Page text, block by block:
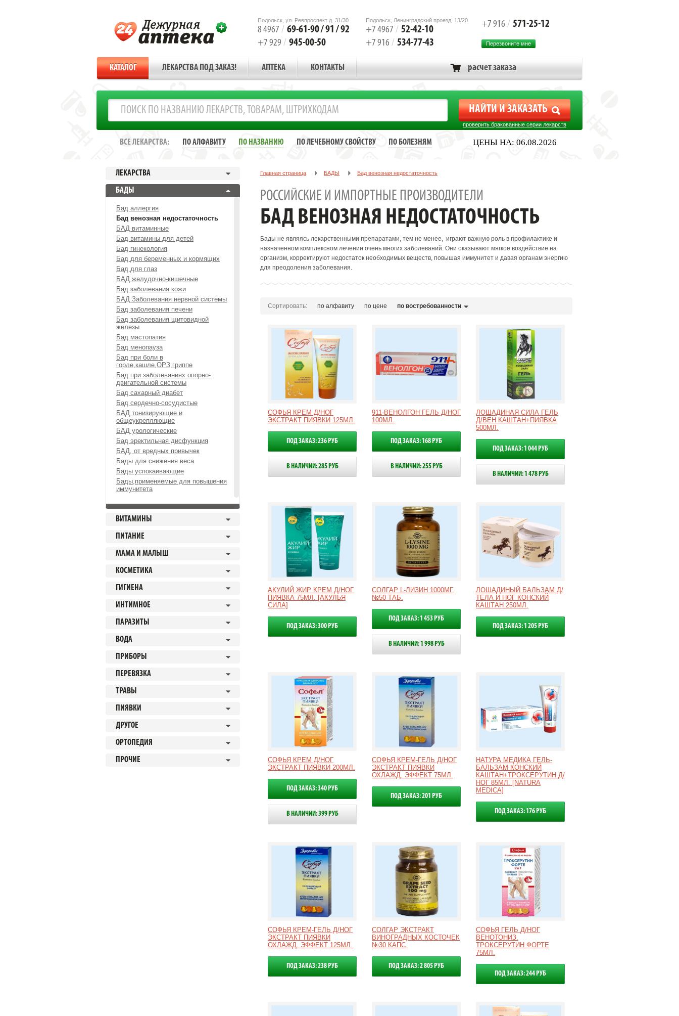
Подольск, ул. Ревпроспект д. 31/30
8 4967 / 69-61-90 / 91 / 92
+7 929 / 945-00-50
Подольск, Ленинградский проезд, 13/20
+7 4967 / 52-42-10
+7 916 / 534-77-43
+7 916 / 571-25-12
Перезвоните мне
КАТАЛОГ ЛЕКАРСТВА ПОД ЗАКАЗ! АПТЕКА КОНТАКТЫ расчет заказа
проверить бракованные серии лекарств
ЦЕНЫ НА: 06.08.2026
ВСЕ ЛЕКАРСТВА: ПО АЛФАВИТУ ПО НАЗВАНИЮ ПО ЛЕЧЕБНОМУ СВОЙСТВУ ПО БОЛЕЗНЯМ
ЛЕКАРСТВА
БАДЫ
Бад аллергия
Бад венозная недостаточность
БАД витаминные
Бад витамины для детей
Бад гинекология
Бад для беременных и кормящих
Бад для глаз
БАД желудочно-кишечные
Бад заболевания кожи
БАД Заболевания нервной системы
Бад заболевания печени
Бад заболевания щитовидной
железы
Бад мастопатия
Бад менопауза
Бад при боли в
горле,кашле,ОРЗ,гриппе
Бад при заболеваниях опорно-
двигательной системы
Бад сахарный диабет
Бад сердечно-сосудистые
БАД тонизирующие и
общеукрепляющие
БАД урологические
Бад эректильная дисфункция
БАД, от вредных привычек
Бады для снижения веса
Бады успокаивающие
Бады,применяемые для повышения
иммунитета
ВИТАМИНЫ
ПИТАНИЕ
МАМА И МАЛЫШ
КОСМЕТИКА
ГИГИЕНА
ИНТИМНОЕ
ПАРАЗИТЫ
ВОДА
ПРИБОРЫ
ПЕРЕВЯЗКА
ТРАВЫ
ПИЯВКИ
ДРУГОЕ
ОРТОПЕДИЯ
ПРОЧИЕ
Главная страница БАДЫ Бад венозная недостаточность
РОССИЙСКИЕ И ИМПОРТНЫЕ ПРОИЗВОДИТЕЛИ
БАД ВЕНОЗНАЯ НЕДОСТАТОЧНОСТЬ
Бады не являясь лекарственными препаратами, тем не менее, играют важную роль в профилактике и
назначенном комплексном лечении очень многих заболеваний. Они оказывают мягкое воздействие на
организм, корректируют недостаток необходимых веществ, повышая иммунитет и давая органам энергию
для преодоления заболевания.
Сортировать: по алфавиту по цене по востребованности
СОФЬЯ КРЕМ Д/НОГ
ЭКСТРАКТ ПИЯВКИ 125МЛ.
ПОД ЗАКАЗ: 236 РУБ
В НАЛИЧИИ: 285 РУБ
911-ВЕНОЛГОН ГЕЛЬ Д/НОГ
100МЛ.
ПОД ЗАКАЗ: 168 РУБ
В НАЛИЧИИ: 255 РУБ
ЛОШАДИНАЯ СИЛА ГЕЛЬ
Д/ВЕН КАШТАН+ПИЯВКА
500МЛ.
ПОД ЗАКАЗ: 1 044 РУБ
В НАЛИЧИИ: 1 478 РУБ
АКУЛИЙ ЖИР КРЕМ Д/НОГ
ПИЯВКА 75МЛ. [АКУЛЬЯ
СИЛА]
ПОД ЗАКАЗ: 300 РУБ
СОЛГАР L-ЛИЗИН 1000МГ.
№50 ТАБ.
ПОД ЗАКАЗ: 1 453 РУБ
В НАЛИЧИИ: 1 998 РУБ
ЛОШАДИНЫЙ БАЛЬЗАМ Д/
ТЕЛА И НОГ КОНСКИЙ
КАШТАН 250МЛ.
ПОД ЗАКАЗ: 1 205 РУБ
СОФЬЯ КРЕМ Д/НОГ
ЭКСТРАКТ ПИЯВКИ 200МЛ.
ПОД ЗАКАЗ: 340 РУБ
В НАЛИЧИИ: 399 РУБ
СОФЬЯ КРЕМ-ГЕЛЬ Д/НОГ
ЭКСТРАКТ ПИЯВКИ
ОХЛАЖД. ЭФФЕКТ 75МЛ.
ПОД ЗАКАЗ: 201 РУБ
НАТУРА МЕДИКА ГЕЛЬ-
БАЛЬЗАМ КОНСКИЙ
КАШТАН+ТРОКСЕРУТИН Д/
НОГ 85МЛ. [NATURA
MEDICA]
ПОД ЗАКАЗ: 176 РУБ
СОФЬЯ КРЕМ-ГЕЛЬ Д/НОГ
ЭКСТРАКТ ПИЯВКИ
ОХЛАЖД. ЭФФЕКТ 125МЛ.
ПОД ЗАКАЗ: 238 РУБ
СОЛГАР ЭКСТРАКТ
ВИНОГРАДНЫХ КОСТОЧЕК
№30 КАПС.
ПОД ЗАКАЗ: 2 805 РУБ
СОФЬЯ ГЕЛЬ Д/НОГ
ВЕНОТОНИЗ.
ТРОКСЕРУТИН ФОРТЕ
75МЛ.
ПОД ЗАКАЗ: 244 РУБ